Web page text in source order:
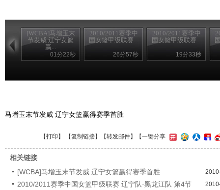
[WCBA]马增玉末
节发威 辽宁女篮
赢...
01分22秒
2010/2011赛季中
国女篮甲级联赛...
26分57秒
2010/2011赛季中
国女篮甲级联赛...
19分33秒
马增玉末节发威 辽宁女篮赢得赛季首胜
【打印 】 【复制链接】【转发邮件】 【一键分享
相关链接
[WCBA]马增玉末节发威 辽宁女篮赢得赛季首胜
2010/2011赛季中国女篮甲级联赛 辽宁队-黑龙江队 第4节